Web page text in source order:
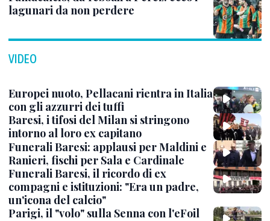
lagunari da non perdere
VIDEO
Europei nuoto, Pellacani rientra in Italia
con gli azzurri dei tuffi
Baresi, i tifosi del Milan si stringono
intorno al loro ex capitano
Funerali Baresi: applausi per Maldini e
Ranieri, fischi per Sala e Cardinale
Funerali Baresi, il ricordo di ex
compagni e istituzioni: "Era un padre,
un'icona del calcio"
Parigi, il "volo" sulla Senna con l'eFoil